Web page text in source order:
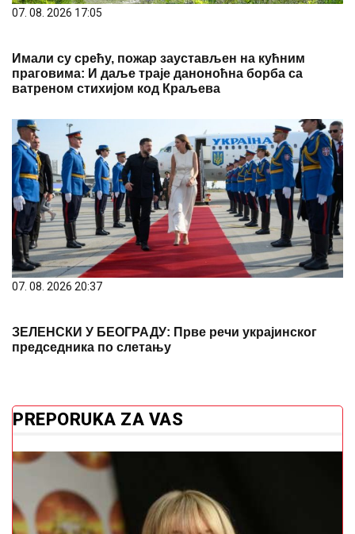
07. 08. 2026 17:05
Имали су срећу, пожар заустављен на кућним
праговима: И даље траје даноноћна борба са
ватреном стихијом код Краљева
07. 08. 2026 20:37
ЗЕЛЕНСКИ У БЕОГРАДУ: Прве речи украјинског
председника по слетању
PREPORUKA ZA VAS